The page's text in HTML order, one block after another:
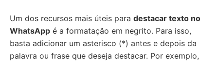
Um dos recursos mais úteis para destacar texto no
WhatsApp é a formatação em negrito. Para isso,
basta adicionar um asterisco (*) antes e depois da
palavra ou frase que deseja destacar. Por exemplo,